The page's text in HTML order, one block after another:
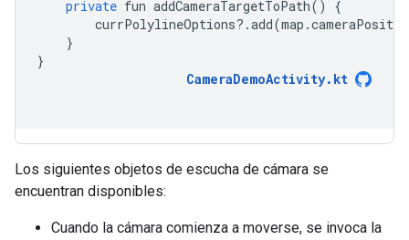
private fun addCameraTargetToPath()
{
currPolylineOptions?.add(map .
}
}
CameraDemoActivity.kt
Los siguientes objetos de escucha de cámara se
encuentran disponibles:
Cuando la cámara comienza a moverse, se invoca la